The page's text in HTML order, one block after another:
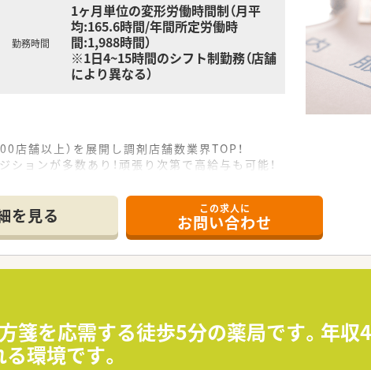
勤務時間
1ヶ月単位の変形労働時間制（月平
均:165.6時間/年間所定労働時
間:1,988時間）
※1日4~15時間のシフト制勤務（店舗
により異なる）
舗以上）を展開し調剤店舗数業界TOP！
ョンが多数あり！頑張り次第で高給与も可能！
部組織と連携した研修を用意されています
ャリアパスが多種多様に用意されています。
長等のマネジメントのポジションも増えます。
リストを目指すことも可能です。
タッフなど活動領域は多種多様です。
へもしっかりと関わる事ができます。
は小学5年生まで時短勤務ができるよう変更予定です。
整っています
嬉しいメリットもたくさんあります！
を見る この求人に
お問い合わせ
箋を応需する徒歩5分の薬局です。年
環境です。